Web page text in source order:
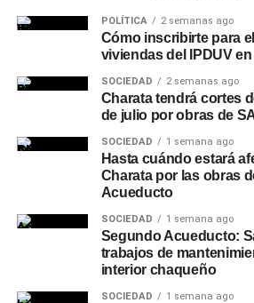
POLÍTICA 2 semanas ago
Cómo inscribirte para
viviendas del IPDUV
SOCIEDAD 2 semanas ago
Charata tendrá cortes
de julio por obras de
SOCIEDAD 1 semana ago
Hasta cuándo estará
Charata por las obras
Acueducto
SOCIEDAD 1 semana ago
Segundo Acueducto:
trabajos de
interior chaqueño
SOCIEDAD 1 semana ago